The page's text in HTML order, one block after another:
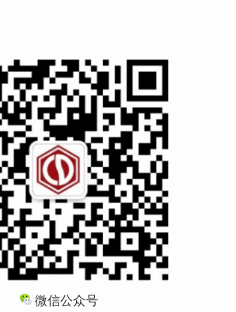
微信公众号